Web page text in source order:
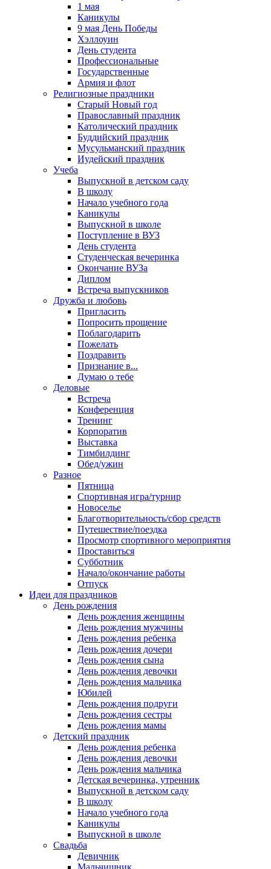
1 мая
Каникулы
9 мая День Победы
Хэллоуин
День студента
Профессиональные
Государственные
Армия и флот
Религиозные праздники
Старый Новый год
Православный праздник
Католический праздник
Буддийский праздник
Мусульманский праздник
Иудейский праздник
Учеба
Выпускной в детском саду
В школу
Начало учебного года
Каникулы
Выпускной в школе
Поступление в ВУЗ
День студента
Студенческая вечеринка
Окончание ВУЗа
Диплом
Встреча выпускников
Дружба и любовь
Пригласить
Попросить прощение
Поблагодарить
Пожелать
Поздравить
Признание в...
Думаю о тебе
Деловые
Встреча
Конференция
Тренинг
Корпоратив
Выставка
Тимбилдинг
Обед/ужин
Разное
Пятница
Спортивная игра/турнир
Новоселье
Благотворительность/сбор средств
Путешествие/поездка
Просмотр спортивного мероприятия
Проставиться
Субботник
Начало/окончание работы
Отпуск
Идеи для праздников
День рождения
День рождения женщины
День рождения мужчины
День рождения ребенка
День рождения дочери
День рождения сына
День рождения девочки
День рождения мальчика
Юбилей
День рождения подруги
День рождения сестры
День рождения мамы
Детский праздник
День рождения ребенка
День рождения девочки
День рождения мальчика
Детская вечеринка, утренник
Выпускной в детском саду
В школу
Начало учебного года
Каникулы
Выпускной в школе
Свадьба
Девичник
Мальчишник